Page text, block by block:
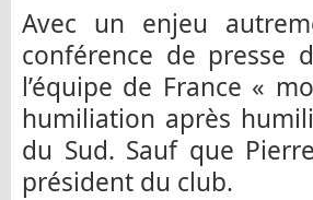
Avec un enjeu
conférence de presse
l’équipe de France «
humiliation après
du Sud. Sauf que
président du club.